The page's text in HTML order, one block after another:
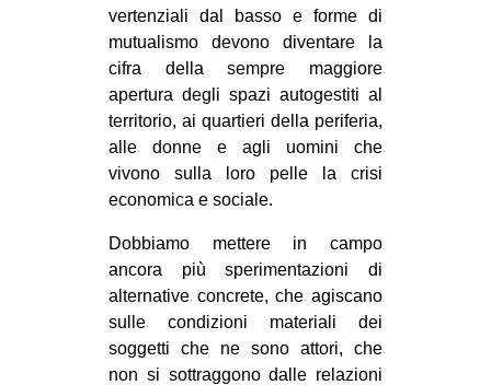
vertenziali dal basso e forme di
mutualismo devono diventare la
cifra della sempre maggiore
apertura degli spazi autogestiti al
territorio, ai quartieri della periferia,
alle donne e agli uomini che
vivono sulla loro pelle la crisi
economica e sociale.
Dobbiamo mettere in campo
ancora più sperimentazioni di
alternative concrete, che agiscano
sulle condizioni materiali dei
soggetti che ne sono attori, che
non si sottraggono dalle relazioni